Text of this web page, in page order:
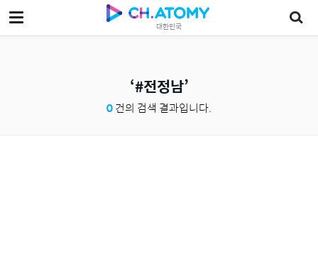
대한민국
#전정남
0건의 검색 결과입니다.